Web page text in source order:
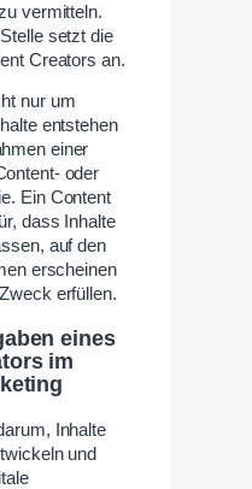
vermitteln.
setzt die
Creators an.
nur um
entstehen
einer
oder
Ein Content
dass Inhalte
auf den
erscheinen
erfüllen.
eines
im
Inhalte
und